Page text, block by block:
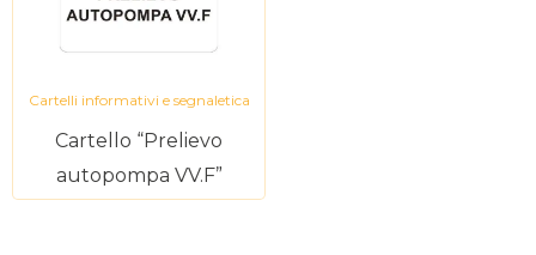
Cartelli informativi e segnaletica
Cartello “Prelievo
autopompa VV.F”